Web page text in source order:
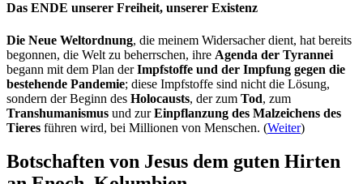
Das ENDE unserer Freiheit, unserer Existenz
Die Neue Weltordnung, die meinem Widersacher dient, hat bereits
begonnen, die Welt zu beherrschen, ihre Agenda der Tyrannei
begann mit dem Plan derImpfstoffe und der Impfung gegen die
bestehende Pandemie; diese Impfstoffe sind nicht die Lösung,
sondern der Beginn des Holocausts, der zum Tod, zum
Transhumanismus und zurEinpflanzung des Malzeichens des
Tieres führen wird, bei Millionen von Menschen. (Weiter)
Botschaften von Jesus dem guten Hirten